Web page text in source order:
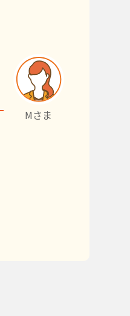
Mさま